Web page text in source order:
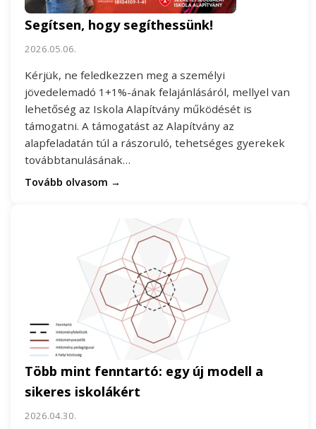
Segítsen, hogy segíthessünk!
2026.05.06.
Kérjük, ne feledkezzen meg a személyi
jövedelemadó 1+1%-ának felajánlásáról, mellyel van
lehetőség az Iskola Alapítvány működését is
támogatni. A támogatást az Alapítvány az
alapfeladatán túl a rászoruló, tehetséges gyerekek
továbbtanulásának…
Tovább olvasom →
Több mint fenntartó: egy új modell a
sikeres iskolákért
2026.04.30.